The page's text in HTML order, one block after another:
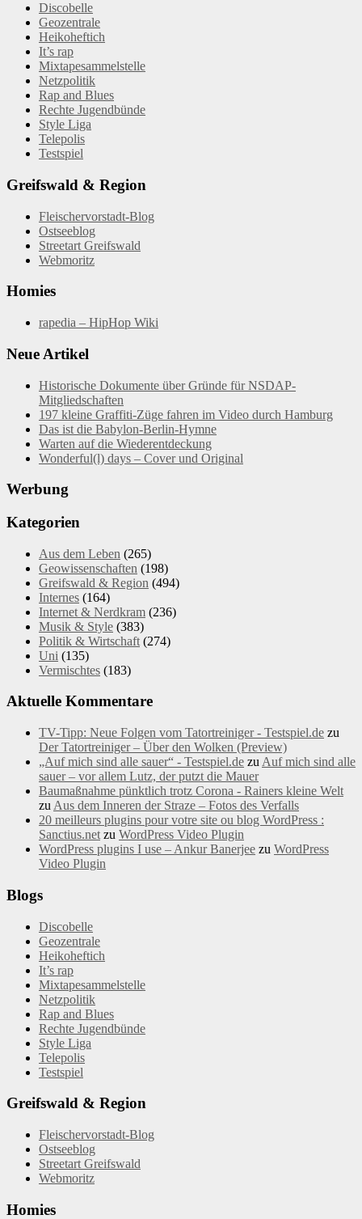
Discobelle
Geozentrale
Heikoheftich
It’s rap
Mixtapesammelstelle
Netzpolitik
Rap and Blues
Rechte Jugendbünde
Style Liga
Telepolis
Testspiel
Greifswald & Region
Fleischervorstadt-Blog
Ostseeblog
Streetart Greifswald
Webmoritz
Homies
rapedia – HipHop Wiki
Neue Artikel
Historische Dokumente über Gründe für NSDAP-
Mitgliedschaften
197 kleine Graffiti-Züge fahren im Video durch Hamburg
Das ist die Babylon-Berlin-Hymne
Warten auf die Wiederentdeckung
Wonderful(l) days – Cover und Original
Werbung
Kategorien
Aus dem Leben (265)
Geowissenschaften (198)
Greifswald & Region (494)
Internes (164)
Internet & Nerdkram (236)
Musik & Style (383)
Politik & Wirtschaft (274)
Uni (135)
Vermischtes (183)
Aktuelle Kommentare
TV-Tipp: Neue Folgen vom Tatortreiniger - Testspiel.de zu
Der Tatortreiniger – Über den Wolken (Preview)
„Auf mich sind alle sauer“ - Testspiel.de zu Auf mich sind alle
sauer – vor allem Lutz, der putzt die Mauer
Baumaßnahme pünktlich trotz Corona - Rainers kleine Welt
zu Aus dem Inneren der Straze – Fotos des Verfalls
20 meilleurs plugins pour votre site ou blog WordPress :
Sanctius.net zu WordPress Video Plugin
WordPress plugins I use – Ankur Banerjee zu WordPress
Video Plugin
Blogs
Discobelle
Geozentrale
Heikoheftich
It’s rap
Mixtapesammelstelle
Netzpolitik
Rap and Blues
Rechte Jugendbünde
Style Liga
Telepolis
Testspiel
Greifswald & Region
Fleischervorstadt-Blog
Ostseeblog
Streetart Greifswald
Webmoritz
Homies